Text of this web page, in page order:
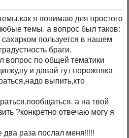
я понимаю для простого
темы. а вопрос был таков:
пользуется в нашем
браги.
вопрос по общей тематики
и давай тут порожняка
выпить,кто
а на твой
?конкретно отвечаю могу я
раза послал меня!!!!!